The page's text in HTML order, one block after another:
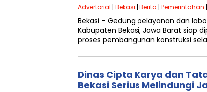
Advertorial | Bekasi | Berita | Pemerintahan
Bekasi – Gedung pelayanan dan
Kabupaten Bekasi, Jawa Barat siap
proses pembangunan konstruksi
Dinas Cipta Karya dan
Bekasi Serius Melindungi